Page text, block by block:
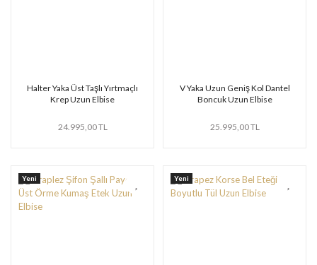
Halter Yaka Üst Taşlı Yırtmaçlı
Krep Uzun Elbise
24.995,00 TL
V Yaka Uzun Geniş Kol Dantel
Boncuk Uzun Elbise
25.995,00 TL
Yeni Yeni